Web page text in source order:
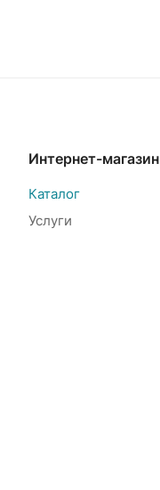
Интернет-магазин
Каталог
Услуги